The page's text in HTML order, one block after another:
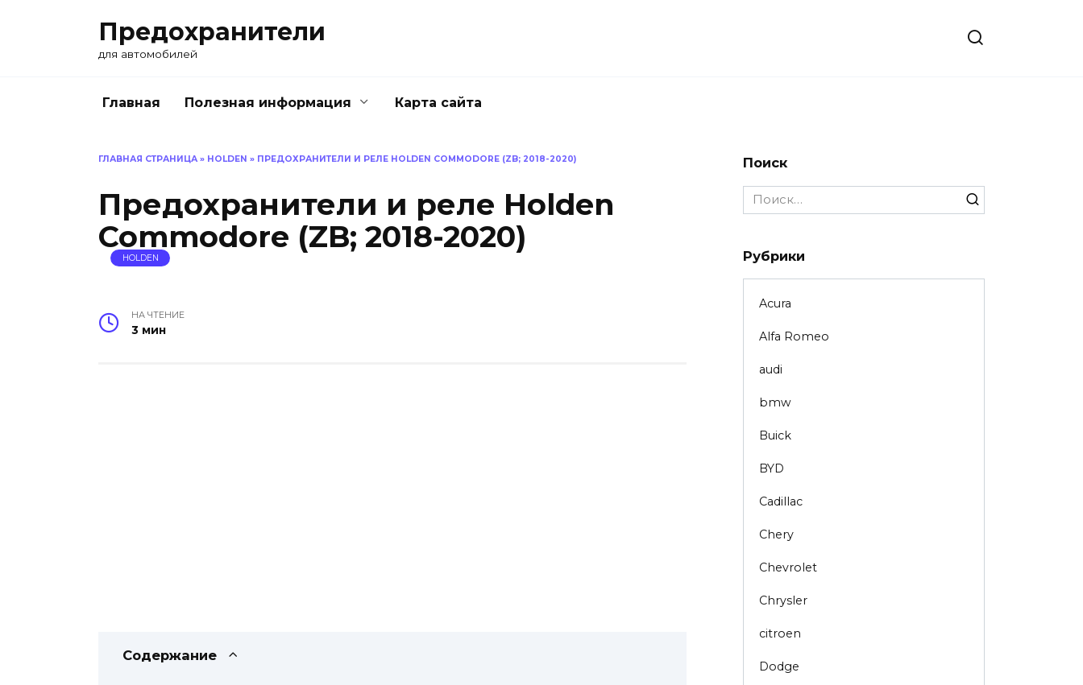
Предохранители
для автомобилей
Главная Полезная информация Карта сайта
ГЛАВНАЯ СТРАНИЦА » HOLDEN » ПРЕДОХРАНИТЕЛИ И РЕЛЕ HOLDEN COMMODORE (ZB; 2018-2020)
Предохранители и реле Holden
Commodore (ZB; 2018-2020)
HOLDEN
НА ЧТЕНИЕ
3 мин
Содержание
Поиск
Search
for:
Рубрики
Acura
Alfa Romeo
audi
bmw
Buick
BYD
Cadillac
Chery
Chevrolet
Chrysler
citroen
Dodge